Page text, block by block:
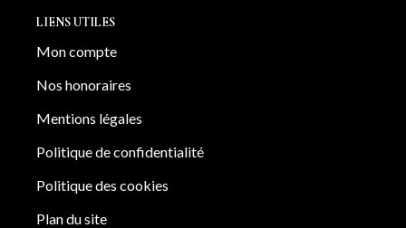
implication
LIENS UTILES
Mon compte
Nos honoraires
Mentions légales
Politique de confidentialité
Politique des cookies
Plan du site